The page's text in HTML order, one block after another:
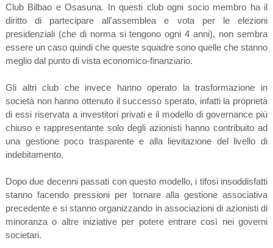
Club Bilbao e Osasuna. In questi club ogni socio membro ha il
diritto di partecipare all'assemblea e vota per le elezioni
presidenziali (che di norma si tengono ogni 4 anni), non sembra
essere un caso quindi che queste squadre sono quelle che stanno
meglio dal punto di vista economico-finanziario.
Gli altri club che invece hanno operato la trasformazione in
società non hanno ottenuto il successo sperato, infatti la proprietà
di essi riservata a investitori privati e il modello di governance più
chiuso e rappresentante solo degli azionisti hanno contribuito ad
una gestione poco trasparente e alla lievitazione del livello di
indebitamento.
Dopo due decenni passati con questo modello, i tifosi insoddisfatti
stanno facendo pressioni per tornare alla gestione associativa
precedente e si stanno organizzando in associazioni di azionisti di
minoranza o altre iniziative per potere entrare così nei governi
societari.